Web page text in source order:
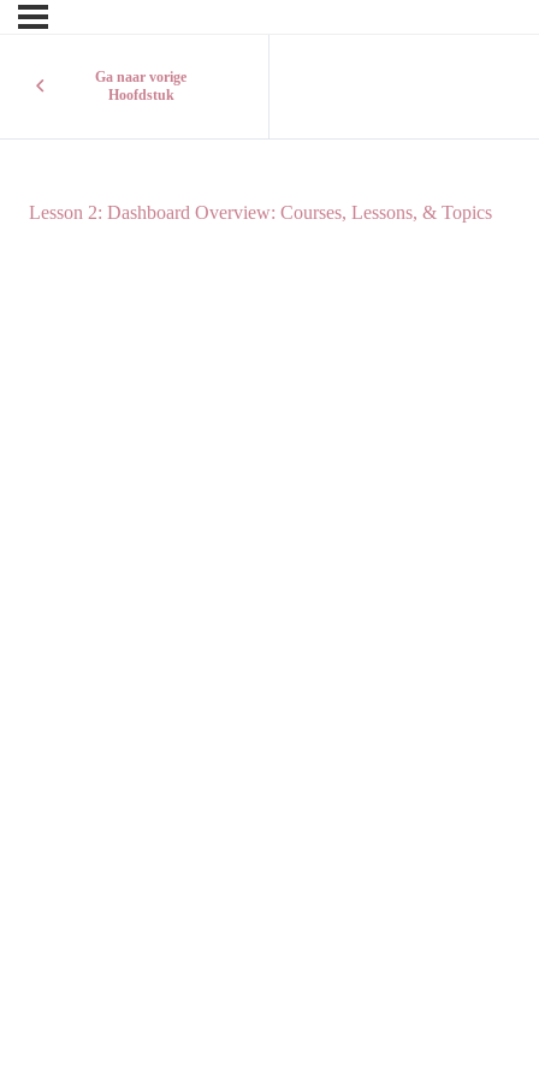
Ga naar vorige
Hoofdstuk
Lesson 2: Dashboard Overview: Courses, Lessons, & Topics